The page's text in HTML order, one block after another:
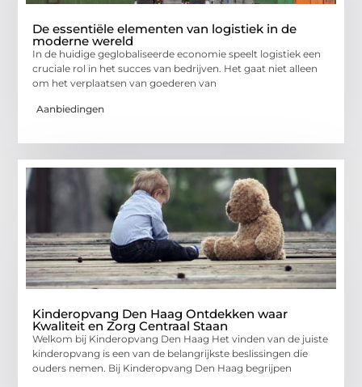
De essentiële elementen van logistiek in de
moderne wereld
In de huidige geglobaliseerde economie speelt logistiek een
cruciale rol in het succes van bedrijven. Het gaat niet alleen
om het verplaatsen van goederen van
Aanbiedingen
Kinderopvang Den Haag Ontdekken waar
Kwaliteit en Zorg Centraal Staan
Welkom bij Kinderopvang Den Haag Het vinden van de juiste
kinderopvang is een van de belangrijkste beslissingen die
ouders nemen. Bij Kinderopvang Den Haag begrijpen